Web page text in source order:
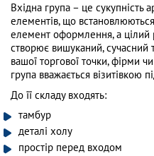
Вхідна група – це сукупність
елементів, що
елемент оформлення, а цілий
створює вишуканий, сучасний
вашої торгової точки, фірми
група вважається візитівкою
До її складу входять:
тамбур
деталі холу
простір перед входом